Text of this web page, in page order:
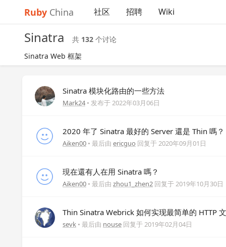
Ruby China 社区 招聘 Wiki
Sinatra 共 132 个讨论
Sinatra Web 框架
Sinatra 模块化路由的一些方法
Mark24 • 发布于2022年03月06日
2020 年了 Sinatra 最好的 Server 還是 Thin 嗎？
Aiken00 • 最后由 ericguo 回复于2020年09月01日
現在還有人在用 Sinatra 嗎？
Aiken00 • 最后由 zhou1_zhen2 回复于2019年10月30日
Thin Sinatra Webrick 如何实现最简单的 HTTP
sevk • 最后由 nouse 回复于2019年02月04日